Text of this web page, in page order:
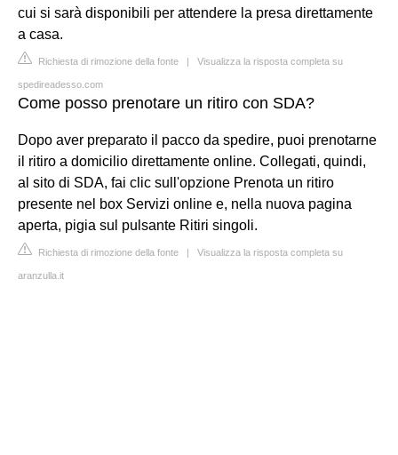
cui si sarà disponibili per attendere la presa direttamente
a casa.
Richiesta di rimozione della fonte | Visualizza la risposta completa su
spedireadesso.com
Come posso prenotare un ritiro con SDA?
Dopo aver preparato il pacco da spedire, puoi prenotarne
il ritiro a domicilio direttamente online. Collegati, quindi,
al sito di SDA, fai clic sull'opzione Prenota un ritiro
presente nel box Servizi online e, nella nuova pagina
aperta, pigia sul pulsante Ritiri singoli.
Richiesta di rimozione della fonte | Visualizza la risposta completa su
aranzulla.it